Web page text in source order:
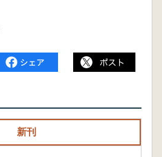
新刊